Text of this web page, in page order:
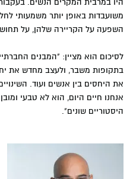
משועבדות באופן יותר משמעותי
השפעה על הקריירה שלהן, על
לסיכום הוא מציין: "המבנים
בתקופות משבר, ולעצב מחדש את
את היחסים בין אנשים ועוד.
אנחנו חיים היום, הוא לא טבעי
היסטוריים שונים".